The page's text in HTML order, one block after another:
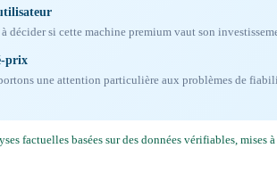
décider si cette machine premium vaut son
prix
une attention particulière aux problèmes de
factuelles basées sur des données vérifiables, mises